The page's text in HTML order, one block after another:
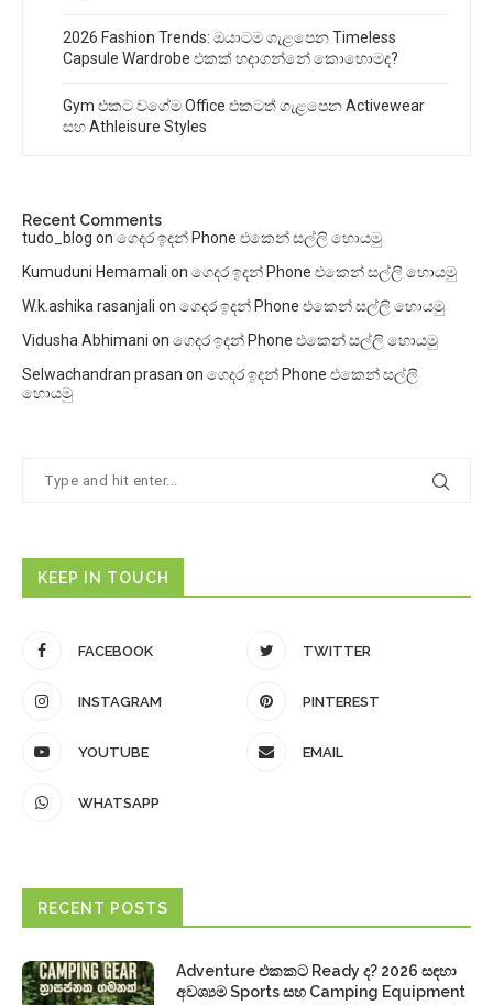
2026 Fashion Trends: ඔයාටම ගැළපෙන Timeless
Capsule Wardrobe එකක් හදාගන්නේ කොහොමද?
Gym එකට වගේම Office එකටත් ගැළපෙන Activewear
සහ Athleisure Styles
Recent Comments
tudo_blog on ගෙදර ඉදන් Phone එකෙන් සල්ලි හොයමු
Kumuduni Hemamali on ගෙදර ඉදන් Phone එකෙන් සල්ලි හොයමු
W.k.ashika rasanjali on ගෙදර ඉදන් Phone එකෙන් සල්ලි හොයමු
Vidusha Abhimani on ගෙදර ඉදන් Phone එකෙන් සල්ලි හොයමු
Selwachandran prasan on ගෙදර ඉදන් Phone එකෙන් සල්ලි
හොයමු
KEEP IN TOUCH
FACEBOOK TWITTER
INSTAGRAM PINTEREST
YOUTUBE EMAIL
WHATSAPP
RECENT POSTS
Adventure එකකට Ready ද? 2026 සඳහා
අවශ්‍යම Sports සහ Camping Equipment